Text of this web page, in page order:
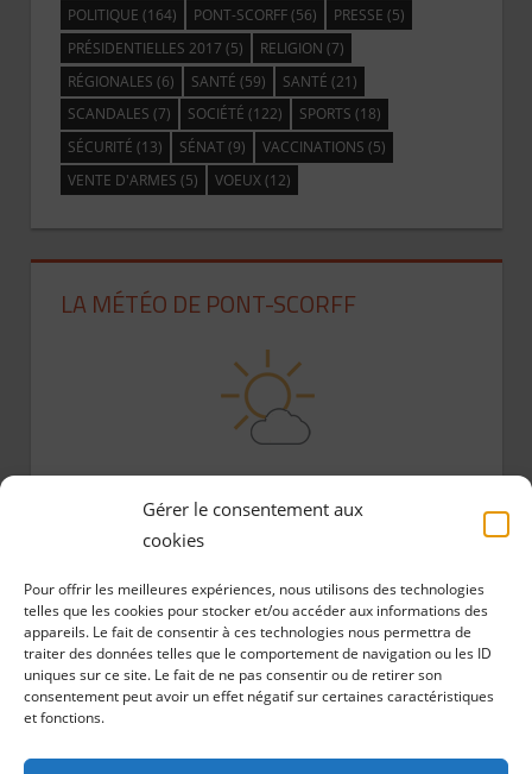
Gérer le consentement aux
cookies
Pour offrir les meilleures expériences, nous utilisons des technologies
telles que les cookies pour stocker et/ou accéder aux informations des
appareils. Le fait de consentir à ces technologies nous permettra de
traiter des données telles que le comportement de navigation ou les ID
uniques sur ce site. Le fait de ne pas consentir ou de retirer son
consentement peut avoir un effet négatif sur certaines caractéristiques
et fonctions.
POLITIQUE (164) PONT-SCORFF(56) PRESSE (5)
PRÉSIDENTIELLES 2017 (5) RELIGION (7)
RÉGIONALES (6) SANTÉ (59) SANTÉ (21)
SCANDALES (7) SOCIÉTÉ (122) SPORTS (18)
SÉCURITÉ (13) SÉNAT(9) VACCINATIONS (5)
VENTE D'ARMES (5) VOEUX(12)
LA MÉTÉO DE PONT-SCORFF
ARCHIVES
A
r
c